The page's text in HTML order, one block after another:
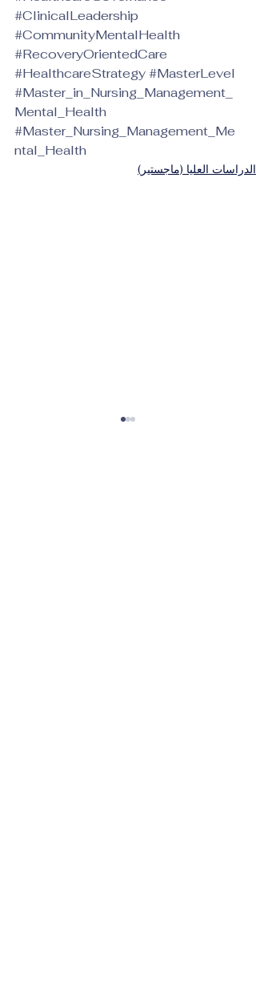
#ClinicalLeadership
#CommunityMentalHealth
#RecoveryOrientedCare
#HealthcareStrategy#MasterLevel
#Master_in_Nursing_Management_
Mental_Health
#Master_Nursing_Management_Me
ntal_Health
الدراسات العليا (ماجستير)